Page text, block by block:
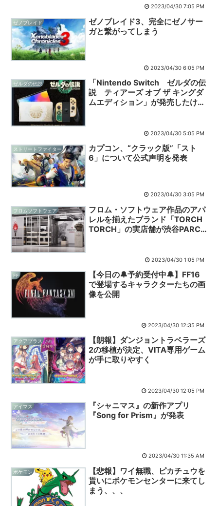
2023/04/30 7:05 PM
ゼノブレイド
ゼノブレイド3、完全にゼノサー
ガと繋がってしまう
2023/04/30 6:05 PM
ゼルダの伝説
「Nintendo Switch ゼルダの伝
説 ティアーズ オブ ザ キングダ
ムエディション」が発売したけど
2023/04/30 5:05 PM
ストリートファイター
カプコン、“クラック版”「スト
6」について公式声明を発表
2023/04/30 3:05 PM
フロムソフトウェア
フロム・ソフトウェア作品のアパ
レルを揃えたブランド「TORCH
TORCH」の実店舗が渋谷PARCO
2023/04/30 1:05 PM
FF
【今日の🔔予約受付中🔔】FF16
で登場するキャラクターたちの画
像を公開
2023/04/30 12:35 PM
アクアプラス
【朗報】ダンジョントラベラーズ
2の移植が決定、VITA専用ゲーム
が手に取りやすく
2023/04/30 12:05 PM
アイマス
『シャニマス』の新作アプリ
『Song for Prism』が発表
2023/04/30 11:35 AM
ポケモン
【悲報】ワイ無職、ピカチュウを
貰いにポケモンセンターに来てし
まう、、、